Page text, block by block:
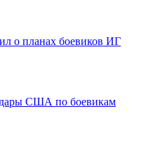
о планах боевиков ИГ
США по боевикам